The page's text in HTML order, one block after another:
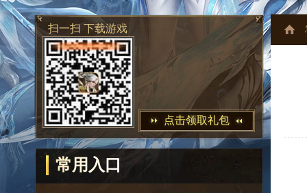
扫一扫 下载游戏
点击领取礼包
常用入口